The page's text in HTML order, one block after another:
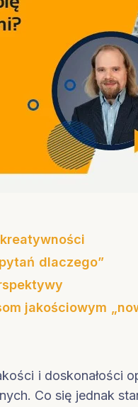
dlaczego”
jakościowym
i doskonałości
Co się jednak